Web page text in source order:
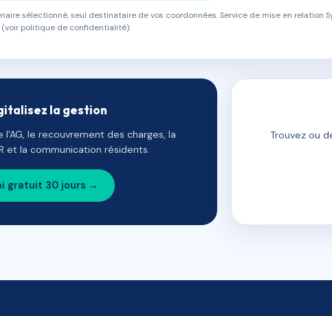
sélectionné, seul destinataire de vos coordonnées. Service de mise en relation
politique de confidentialité).
la gestion
l'AG, le recouvrement des charges, la
et la communication résidents.
gratuit 30 jours →
Trouvez ou